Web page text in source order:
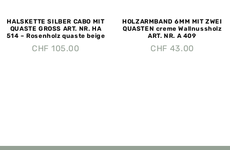
HALSKETTE SILBER CABO MIT
QUASTE GROSS ART. NR. HA
514 – Rosenholz quaste beige
CHF 105.00
HOLZARMBAND 6MM MIT ZWEI
QUASTEN creme Wallnussholz
ART. NR. A 409
CHF 43.00